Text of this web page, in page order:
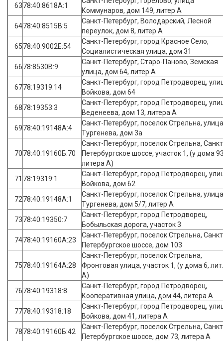
6378:40:8618А:1
Коммунаров, дом 149, литер А
6478:40:8515В:5
Санкт-Петербург, Володарский, Лесной
переулок, дом 8, литер А
6578:40:9002Е:54
Санкт-Петербург, город Красное Село,
Социалистическая улица, дом 31
6678:8530В:9
Санкт-Петербург, Старо-Паново, Земская
улица, дом 64, литер А
6778:19319:14
Санкт-Петербург, город Петродворец,
Войкова, дом 64
6878:19353:3
Санкт-Петербург, город Петродворец,
Веденеева, дом 13, литера А
6978:40:19148А:4
Санкт-Петербург, поселок Стрельна, улица
Тургенева, дом 3а
7078:40:19160Б:70
Санкт-Петербург, поселок Стрельна,
Петербургское шоссе, участок 1, (у дома
литера А)
71 78:19319:1
Санкт-Петербург, город Петродворец,
Войкова, дом 62
7278:40:19148А:1
Санкт-Петербург, поселок Стрельна, улица
Тургенева, дом 5/7, литер А
7378:40:19350:7
Санкт-Петербург, город Петродворец,
Бобыльская дорога, участок 3
7478:40:19160А:23
Санкт-Петербург, поселок Стрельна,
Петербургское шоссе, дом 103
7578:40:19164А:28
Санкт-Петербург, поселок Стрельна,
Фронтовая улица, участок 1, (у дома 6, лит.
А)
7678:40:19318:8
Санкт-Петербург, город Петродворец,
Кооперативная улица, дом 44, литера А
7778:40:19318:18
Санкт-Петербург, город Петродворец,
Войкова, дом 41, литера А
7878:40:19160Б:42
Санкт-Петербург, поселок Стрельна,
Петербургское шоссе, дом 73, литера А